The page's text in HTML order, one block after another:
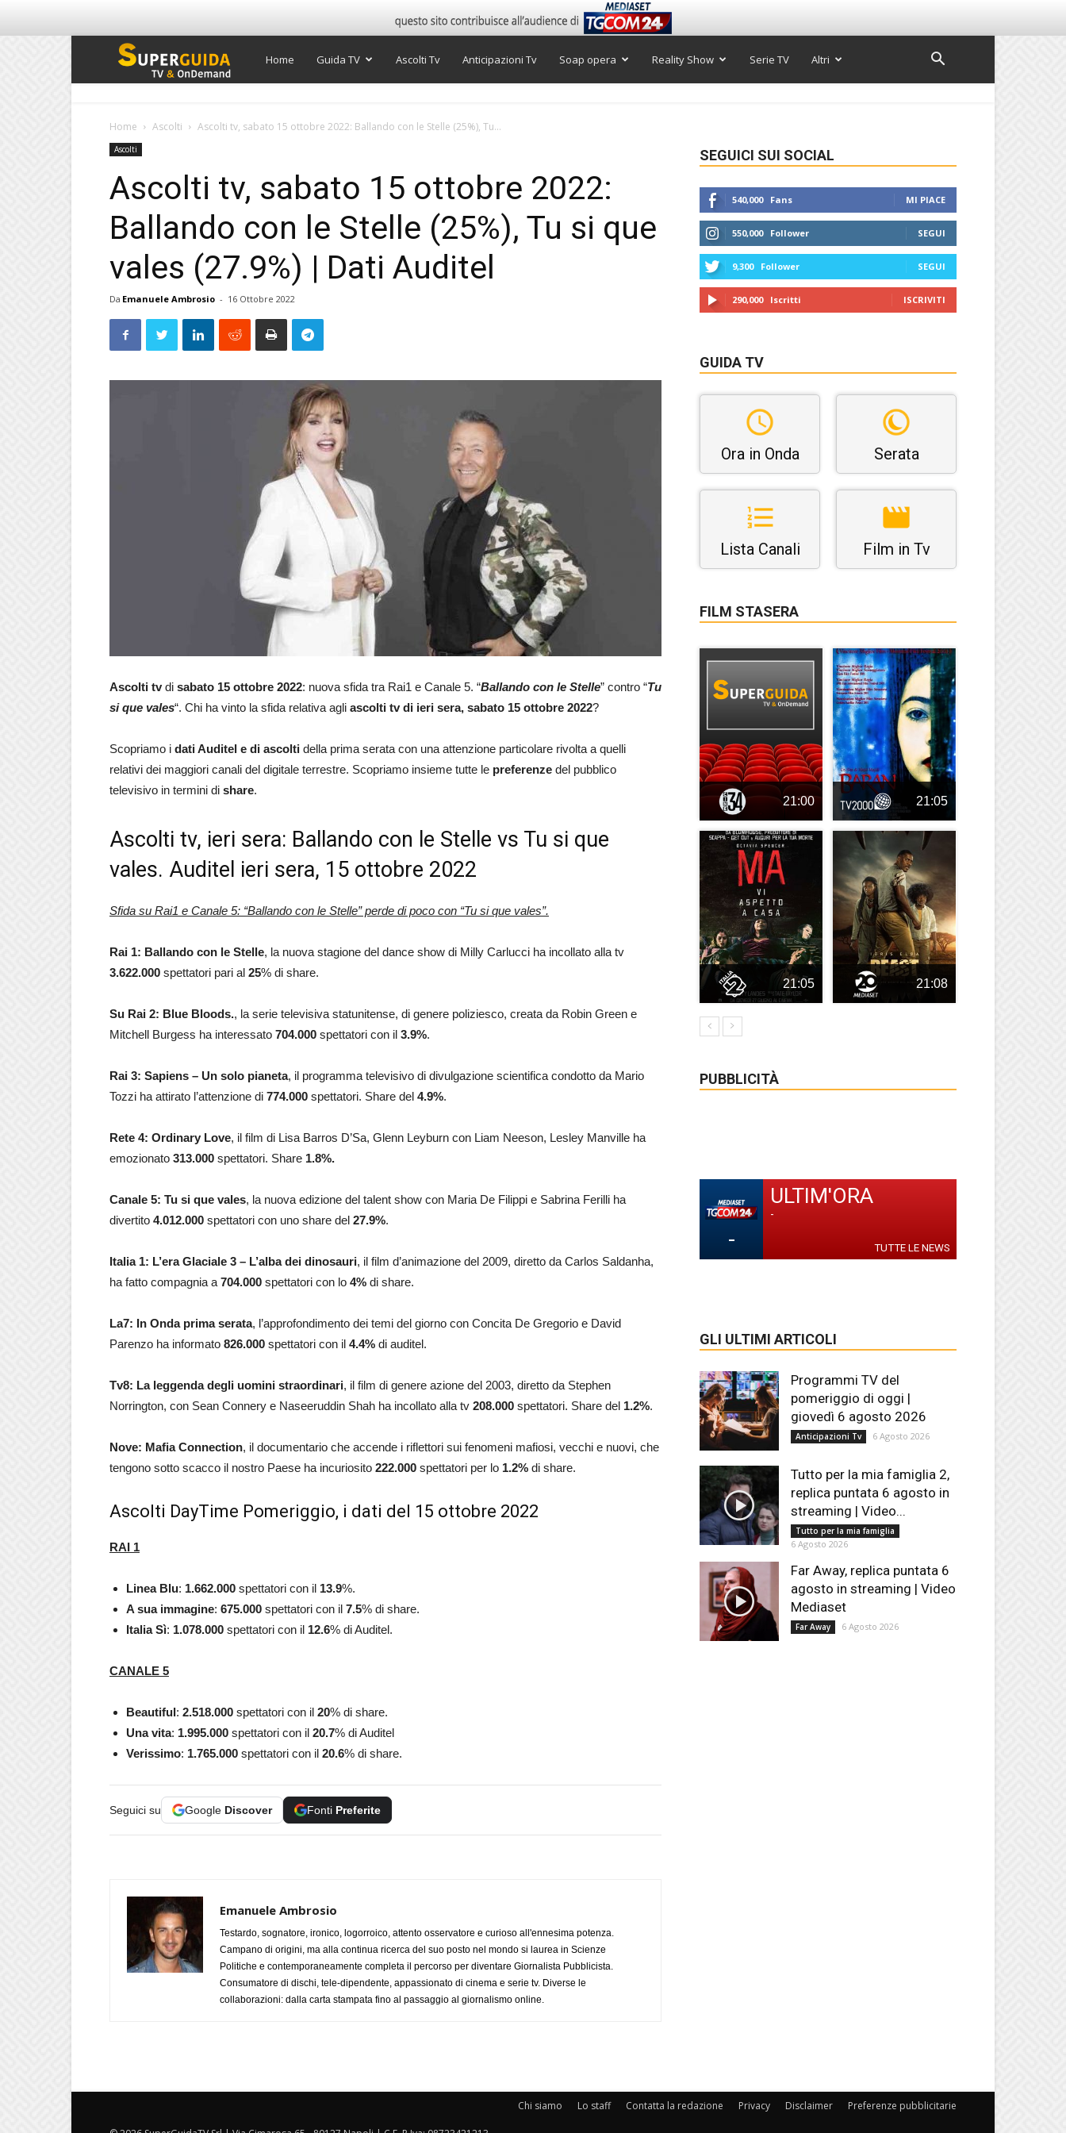
Super
Home Guida TV Ascolti Tv Anticipazioni Tv Soap opera Reality Show Serie TV Altri
Home Ascolti Ascolti tv, sabato 15 ottobre 2022: Ballando con le Stelle (25%), Tu...
Ascolti
Ascolti tv, sabato 15 ottobre 2022:
Ballando con le Stelle (25%), Tu si que
vales (27.9%) | Dati Auditel
Da Emanuele Ambrosio - 16 Ottobre 2022
Ascolti tvdi sabato 15 ottobre 2022: nuova sfida tra Rai1 e Canale 5. “Ballando con le Stelle” contro “Tu
si que vales“. Chi ha vinto la sfida relativa agli ascolti tv di ieri sera, sabato 15 ottobre 2022?
Scopriamo i dati Auditel e di ascolti della prima serata con una attenzione particolare rivolta a quelli
relativi dei maggiori canali del digitale terrestre. Scopriamo insieme tutte le preferenze del pubblico
televisivo in termini di share.
Ascolti tv, ieri sera: Ballando con le Stelle vs Tu si que
vales. Auditel ieri sera, 15 ottobre 2022
Sfida su Rai1 e Canale 5: “Ballando con le Stelle” perde di poco con “Tu si que vales”.
Rai 1: Ballando con le Stelle, la nuova stagione del dance show di Milly Carlucci ha incollato alla tv
3.622.000 spettatori pari al 25% di share.
Su Rai 2: Blue Bloods., la serie televisiva statunitense, di genere poliziesco, creata da Robin Green e
Mitchell Burgess ha interessato 704.000 spettatori con il 3.9%.
Rai 3: Sapiens – Un solo pianeta, il programma televisivo di divulgazione scientifica condotto da Mario
Tozzi ha attirato l’attenzione di 774.000 spettatori. Share del 4.9%.
Rete 4: Ordinary Love, il film di Lisa Barros D’Sa, Glenn Leyburn con Liam Neeson, Lesley Manville ha
emozionato 313.000 spettatori. Share 1.8%.
Canale 5: Tu si que vales, la nuova edizione del talent show con Maria De Filippi e Sabrina Ferilli ha
divertito 4.012.000 spettatori con uno share del 27.9%.
Italia 1: L’era Glaciale 3 – L’alba dei dinosauri, il film d’animazione del 2009, diretto da Carlos Saldanha,
ha fatto compagnia a 704.000 spettatori con lo 4% di share.
La7: In Onda prima serata, l’approfondimento dei temi del giorno con Concita De Gregorio e David
Parenzo ha informato 826.000 spettatori con il 4.4% di auditel.
Tv8: La leggenda degli uomini straordinari, il film di genere azione del 2003, diretto da Stephen
Norrington, con Sean Connery e Naseeruddin Shah ha incollato alla tv 208.000 spettatori. Share del 1.2%.
Nove: Mafia Connection, il documentario che accende i riflettori sui fenomeni mafiosi, vecchi e nuovi, che
tengono sotto scacco il nostro Paese ha incuriosito 222.000 spettatori per lo 1.2% di share.
Ascolti DayTime Pomeriggio, i dati del 15 ottobre 2022
RAI 1
Linea Blu: 1.662.000 spettatori con il 13.9%.
A sua immagine: 675.000 spettatori con il 7.5% di share.
Italia Sì: 1.078.000 spettatori con il 12.6% di Auditel.
CANALE 5
Beautiful: 2.518.000 spettatori con il 20% di share.
Una vita: 1.995.000 spettatori con il 20.7% di Auditel
Verissimo: 1.765.000 spettatori con il 20.6% di share.
Seguici su Google Discover Fonti Preferite
Emanuele Ambrosio
Testardo, sognatore, ironico, logorroico, attento osservatore e curioso all'ennesima potenza.
Campano di origini, ma alla continua ricerca del suo posto nel mondo si laurea in Scienze
Politiche e contemporaneamente completa il percorso per diventare Giornalista Pubblicista.
Consumatore di dischi, tele-dipendente, appassionato di cinema e serie tv. Diverse le
collaborazioni: dalla carta stampata fino al passaggio al giornalismo online.
SEGUICI SUI SOCIAL
540,000 Fans MI PIACE
550,000 Follower SEGUI
9,300 Follower SEGUI
290,000 Iscritti ISCRIVITI
GUIDA TV
Ora in Onda Serata
Lista Canali Film in Tv
FILM STASERA
21:00 21:05
21:05 21:08
PUBBLICITÀ
-
ULTIM'ORA
-
TUTTE LE NEWS
GLI ULTIMI ARTICOLI
Programmi TV del
pomeriggio di oggi |
giovedì 6 agosto 2026
Anticipazioni Tv 6 Agosto 2026
Tutto per la mia famiglia 2,
replica puntata 6 agosto in
streaming | Video...
Tutto per la mia famiglia
6 Agosto 2026
Far Away, replica puntata 6
agosto in streaming | Video
Mediaset
Far Away 6 Agosto 2026
Chi siamo Lo staff Contatta la redazione Privacy Disclaimer Preferenze pubblicitarie